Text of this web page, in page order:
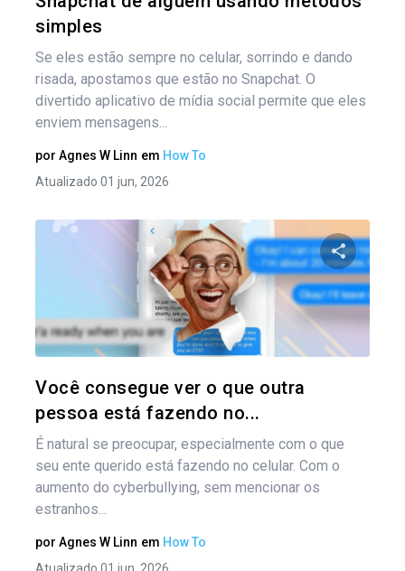
simples
Se eles estão sempre no celular, sorrindo e dando
risada, apostamos que estão no Snapchat. O
divertido aplicativo de mídia social permite que eles
enviem mensagens...
por Agnes W Linn em How To
Atualizado 01 jun, 2026
Você consegue ver o que outra
pessoa está fazendo no...
É natural se preocupar, especialmente com o que
seu ente querido está fazendo no celular. Com o
aumento do cyberbullying, sem mencionar os
estranhos...
por Agnes W Linn em How To